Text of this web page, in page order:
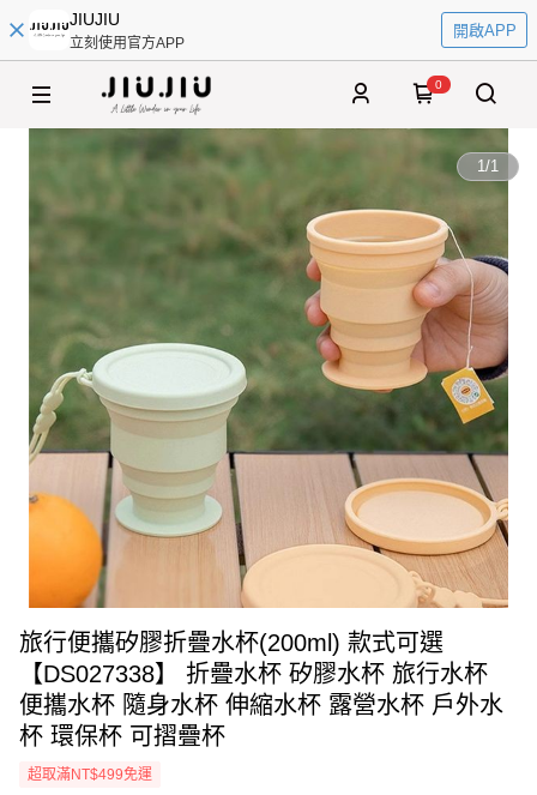
JIUJIU
立刻使用官方APP
開啟APP
0
1/1
旅行便攜矽膠折疊水杯(200ml) 款式可選
【DS027338】 折疊水杯 矽膠水杯 旅行水杯
便攜水杯 隨身水杯 伸縮水杯 露營水杯 戶外水
杯 環保杯 可摺疊杯
超取滿NT$499免運